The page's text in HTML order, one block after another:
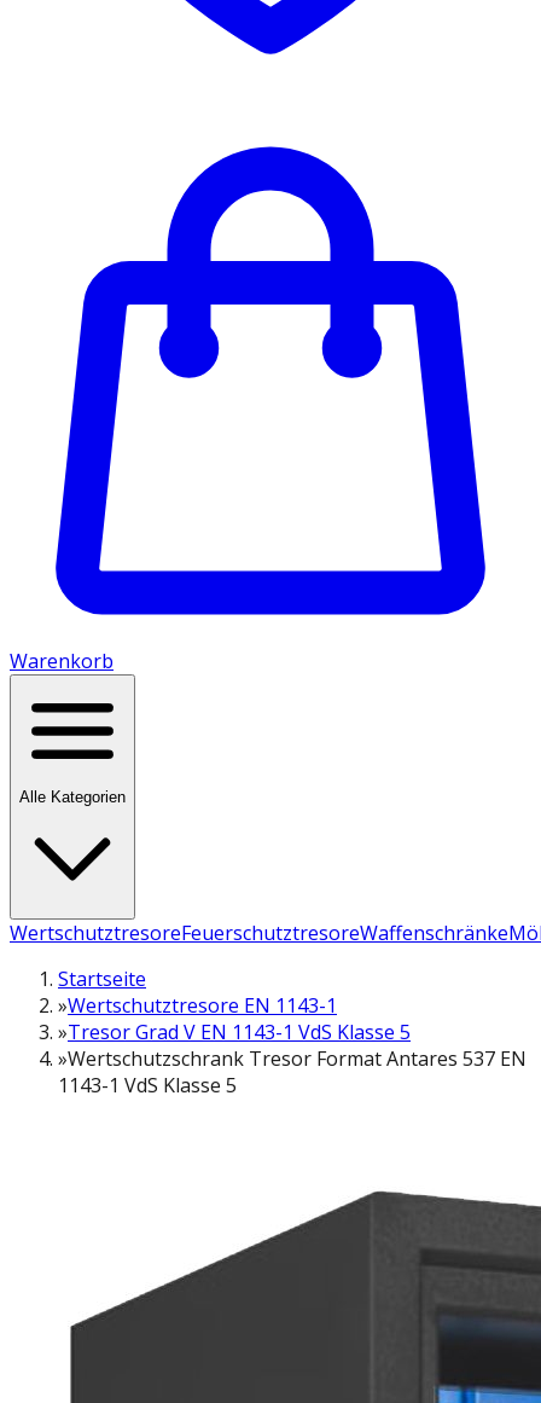
Warenkorb
Alle Kategorien
WertschutztresoreFeuerschutztresoreWaffenschränke
Startseite
»Wertschutztresore EN 1143-1
»Tresor Grad V EN 1143-1 VdS Klasse 5
»Wertschutzschrank Tresor Format Antares 537 EN
1143-1 VdS Klasse 5